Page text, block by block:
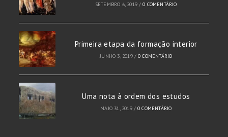
SETEMBRO 6, 2019 / 0 COMENTÁRIO
Primeira etapa da formação interior
JUNHO 3, 2019 / 0 COMENTÁRIO
Uma nota à ordem dos estudos
MAIO 31, 2019 / 0 COMENTÁRIO